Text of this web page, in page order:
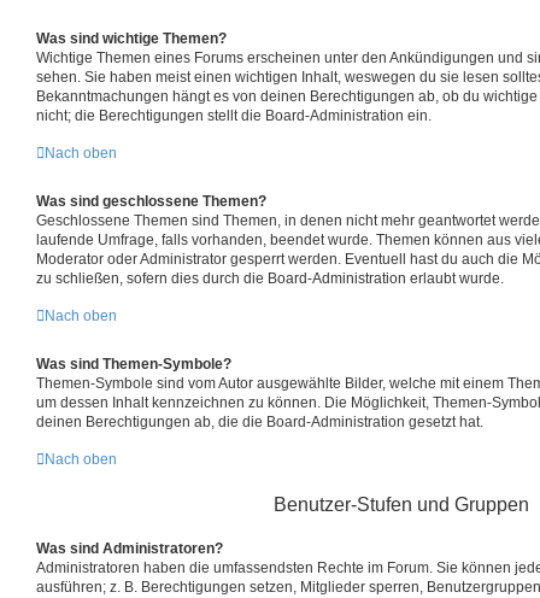
Was sind wichtige Themen?
Wichtige Themen eines Forums erscheinen unter den Ankündigungen und
sehen. Sie haben meist einen wichtigen Inhalt, weswegen du sie lesen
Bekanntmachungen hängt es von deinen Berechtigungen ab, ob du
nicht; die Berechtigungen stellt die Board-Administration ein.
Nach oben
Was sind geschlossene Themen?
Geschlossene Themen sind Themen, in denen nicht mehr geantwortet
laufende Umfrage, falls vorhanden, beendet wurde. Themen können aus
Moderator oder Administrator gesperrt werden. Eventuell hast du auch die
zu schließen, sofern dies durch die Board-Administration erlaubt wurde.
Nach oben
Was sind Themen-Symbole?
Themen-Symbole sind vom Autor ausgewählte Bilder, welche mit einem
um dessen Inhalt kennzeichnen zu können. Die Möglichkeit, Themen-
deinen Berechtigungen ab, die die Board-Administration gesetzt hat.
Nach oben
Benutzer-Stufen und Gruppen
Was sind Administratoren?
Administratoren haben die umfassendsten Rechte im Forum. Sie können
ausführen; z. B. Berechtigungen setzen, Mitglieder sperren,